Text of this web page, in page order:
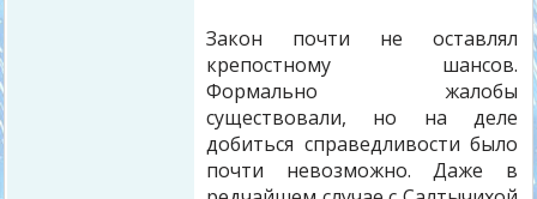
Закон почти не оставлял
крепостному шансов.
Формально жалобы
существовали, но на деле
добиться справедливости было
почти невозможно. Даже в